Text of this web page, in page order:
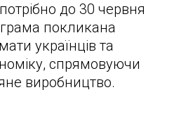
до 30 червня
покликана
українців та
спрямовуючи
виробництво.